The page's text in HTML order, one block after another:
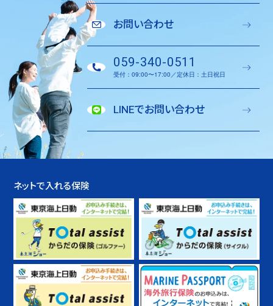
お問い合わせ
059-340-0511
受付：09:00〜17:00／定休日：土日祝日
LINEでお問い合わせ
ネットで入れる保険